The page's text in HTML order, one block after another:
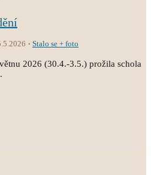
Stalo se + foto
2026 (30.4.-3.5.) prožila schola